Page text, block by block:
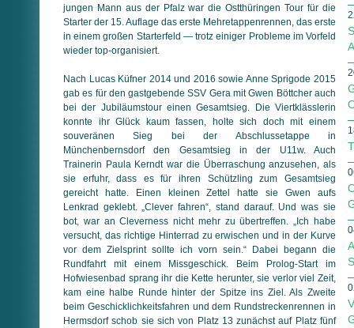
jungen Mann aus der Pfalz war die Ostthüringen Tour für die
Starter der 15. Auflage das erste Mehretappenrennen, das erste
in einem großen Starterfeld — trotz einiger Probleme im Vorfeld
wieder top-organisiert.
Nach Lucas Küfner 2014 und 2016 sowie Anne Sprigode 2015
gab es für den gastgebende SSV Gera mit Gwen Böttcher auch
bei der Jubiläumstour einen Gesamtsieg. Die Viertklässlerin
konnte ihr Glück kaum fassen, holte sich doch mit einem
souveränen Sieg bei der Abschlussetappe in
Münchenbernsdorf den Gesamtsieg in der U11w. Auch
Trainerin Paula Kerndt war die Überraschung anzusehen, als
sie erfuhr, dass es für ihren Schützling zum Gesamtsieg
gereicht hatte. Einen kleinen Zettel hatte sie Gwen aufs
Lenkrad geklebt. „Clever fahren“, stand darauf. Und was sie
bot, war an Cleverness nicht mehr zu übertreffen. „Ich habe
versucht, das richtige Hinterrad zu erwischen und in der Kurve
vor dem Zielsprint sollte ich vorn sein.“ Dabei begann die
Rundfahrt mit einem Missgeschick. Beim Prolog-Start im
Hofwiesenbad sprang ihr die Kette herunter, sie verlor viel Zeit,
kam eine halbe Runde hinter der Spitze ins Ziel. Als Zweite
beim Geschicklichkeitsfahren und dem Rundstreckenrennen in
Hermsdorf schob sie sich von Platz 13 zunächst auf Platz fünf